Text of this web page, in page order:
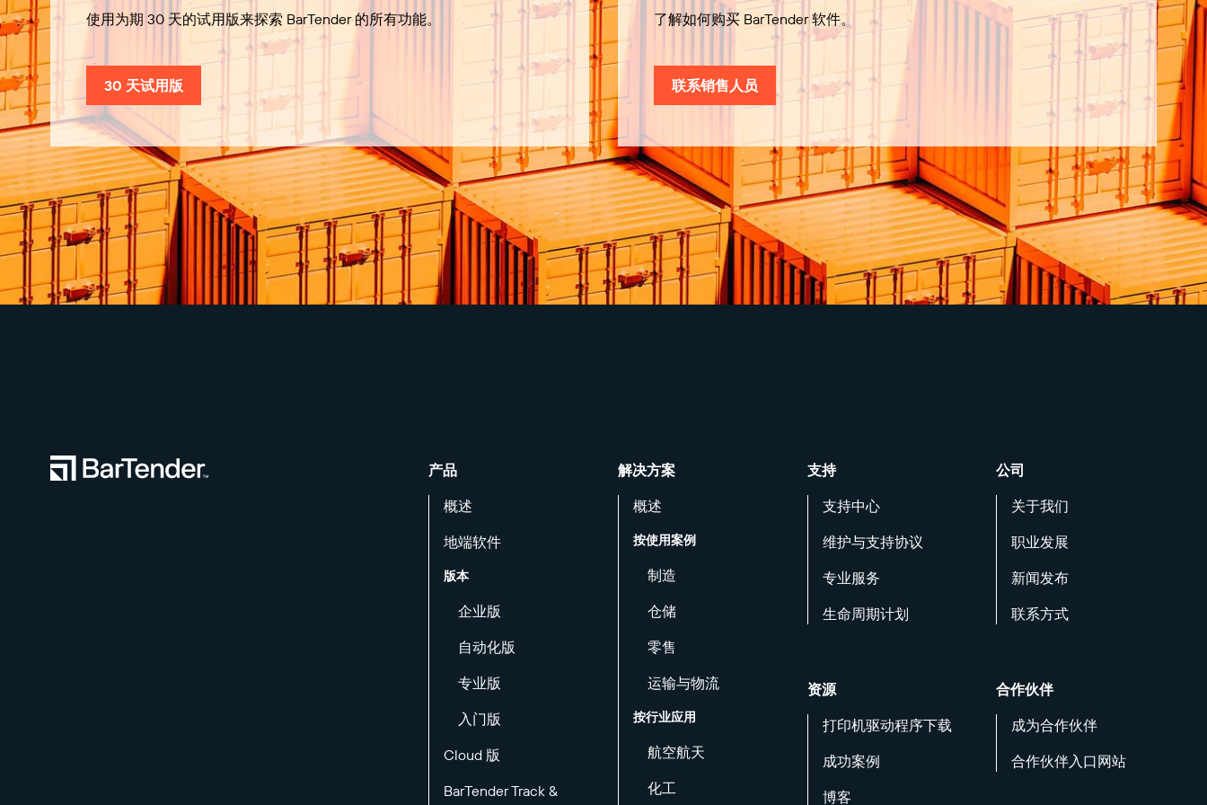
使用为期 30 天的试用版来探索 BarTender 的所有功能。
30 天试用版
了解如何购买 BarTender 软件。
联系销售人员
产品
概述
地端软件
版本
企业版
自动化版
专业版
入门版
Cloud 版
BarTender Track &
解决方案
概述
按使用案例
制造
仓储
零售
运输与物流
按行业应用
航空航天
化工
支持
支持中心
维护与支持协议
专业服务
生命周期计划
资源
打印机驱动程序下载
成功案例
博客
公司
关于我们
职业发展
新闻发布
联系方式
合作伙伴
成为合作伙伴
合作伙伴入口网站